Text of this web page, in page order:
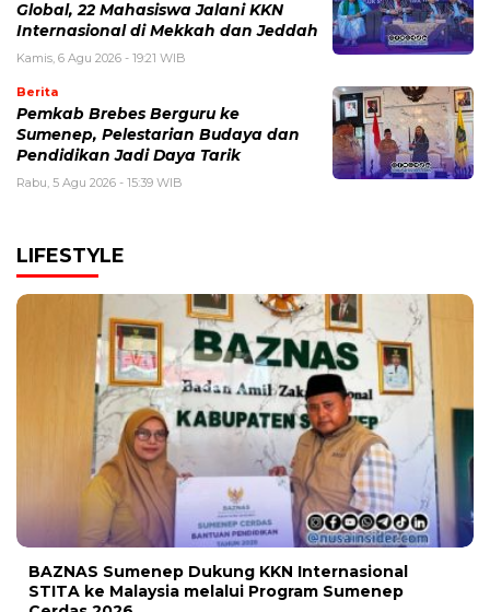
Global, 22 Mahasiswa Jalani KKN
Internasional di Mekkah dan Jeddah
Kamis, 6 Agu 2026 - 19:21 WIB
Berita
Pemkab Brebes Berguru ke
Sumenep, Pelestarian Budaya dan
Pendidikan Jadi Daya Tarik
Rabu, 5 Agu 2026 - 15:39 WIB
LIFESTYLE
BAZNAS Sumenep Dukung KKN Internasional
STITA ke Malaysia melalui Program Sumenep